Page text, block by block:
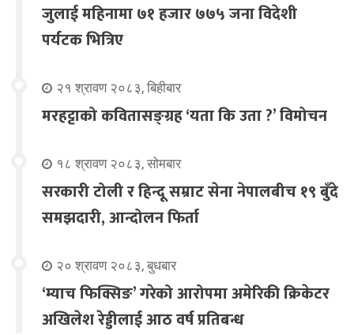
जुलाई महिनामा ७१ हजार ७७५ जना विदेशी
पर्यटक भित्रिए
२१ श्रावण २०८३, बिहीबार
मरहट्टाको कवितासङ्ग्रह ‘यता कि उता ?’ विमोचन
१८ श्रावण २०८३, सोमबार
सरकारी टोली र हिन्दू सम्राट सेना नेपालबीच १९ बुँदे
समझदारी, आन्दोलन फिर्ता
२० श्रावण २०८३, बुधबार
‘म्याच फिक्सिङ’ गरेको आरोपमा अमेरिकी क्रिकेटर
अखिलेश रेड्डीलाई आठ वर्ष प्रतिबन्ध